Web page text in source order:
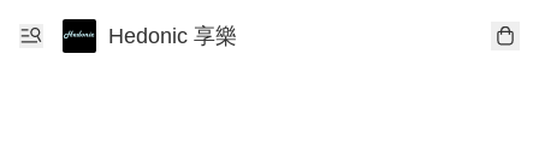
Hedonic 享樂